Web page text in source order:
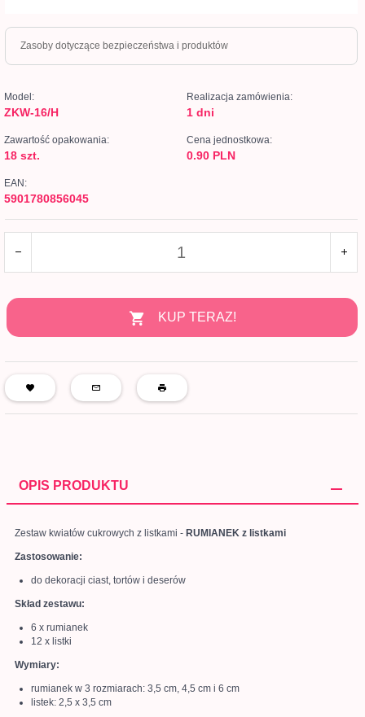
Zasoby dotyczące bezpieczeństwa i produktów
Model:
ZKW-16/H
Realizacja zamówienia:
1 dni
Zawartość opakowania:
18 szt.
Cena jednostkowa:
0.90 PLN
EAN:
5901780856045
KUP TERAZ!
OPIS PRODUKTU
Zestaw kwiatów cukrowych z listkami - RUMIANEK z listkami
Zastosowanie:
do dekoracji ciast, tortów i deserów
Skład zestawu:
6 x rumianek
12 x listki
Wymiary:
rumianek w 3 rozmiarach: 3,5 cm, 4,5 cm i 6 cm
listek: 2,5 x 3,5 cm